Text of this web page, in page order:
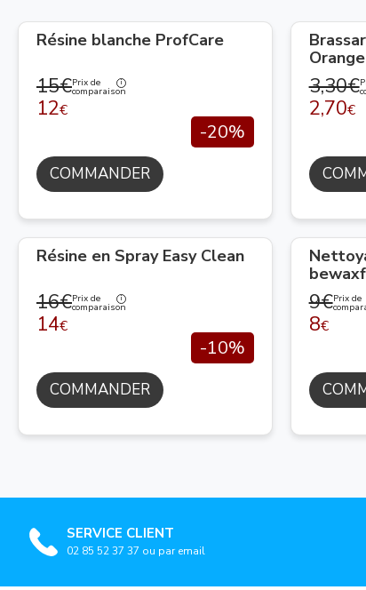
Résine blanche ProfCare
15€Prix de
comparaison
12€
-20%
COMMANDER
Orange
3,30€
2,70€
Résine en Spray Easy Clean
16€Prix de
comparaison
14€
-10%
COMMANDER
9€Prix de
8€
SERVICE CLIENT
02 85 52 37 37 ou par email